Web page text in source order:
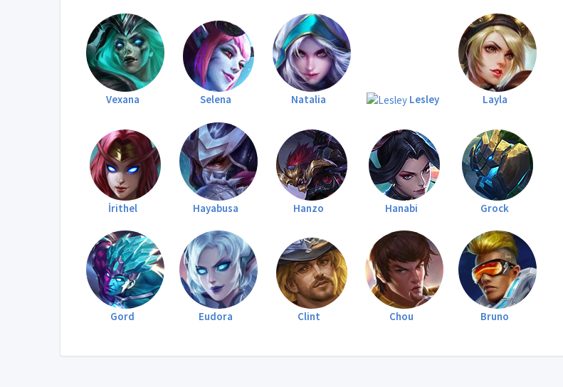
Vexana Selena Natalia Lesley Layla
İrithel Hayabusa Hanzo Hanabi Grock
Gord Eudora Clint Chou Bruno